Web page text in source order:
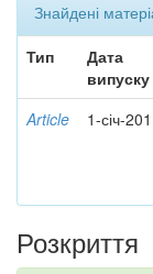
Знайдені
Тип
Дата
випуску
Article 1-січ-
Розкриття